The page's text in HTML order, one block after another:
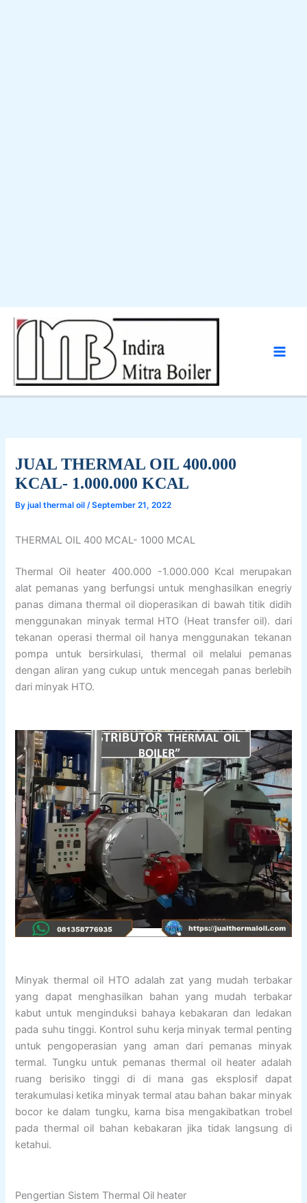
Skip
JUAL THERMAL OIL 400.000
KCAL- 1.000.000 KCAL
Byjual thermal oil/September 21, 2022
THERMAL OIL 400 MCAL- 1000 MCAL
Thermal Oil heater 400.000 -1.000.000 Kcal merupakan
alat pemanas yang berfungsi untuk menghasilkan enegriy
panas dimana thermal oil dioperasikan di bawah titik didih
menggunakan minyak termal HTO (Heat transfer oil). dari
tekanan operasi thermal oil hanya menggunakan tekanan
pompa untuk bersirkulasi, thermal oil melalui pemanas
dengan aliran yang cukup untuk mencegah panas berlebih
dari minyak HTO.
Minyak thermal oil HTO adalah zat yang mudah terbakar
yang dapat menghasilkan bahan yang mudah terbakar
kabut untuk menginduksi bahaya kebakaran dan ledakan
pada suhu tinggi. Kontrol suhu kerja minyak termal penting
untuk pengoperasian yang aman dari pemanas minyak
termal. Tungku untuk pemanas thermal oil heater adalah
ruang berisiko tinggi di di mana gas eksplosif dapat
terakumulasi ketika minyak termal atau bahan bakar minyak
bocor ke dalam tungku, karna bisa mengakibatkan trobel
pada thermal oil bahan kebakaran jika tidak langsung di
ketahui.
Pengertian Sistem Thermal Oil heater